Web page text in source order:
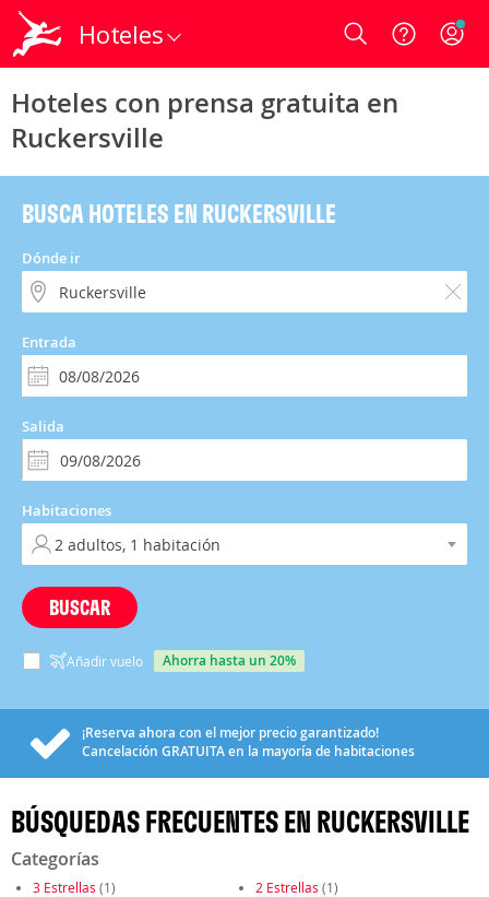
Hoteles Login
Hoteles con prensa gratuita en
Ruckersville
BUSCA HOTELES EN RUCKERSVILLE
Dónde ir
Entrada
Salida
Habitaciones
BUSCAR
Añadir vuelo ahorra hasta un 20%
¡Reserva ahora con el mejor precio garantizado!
Cancelación GRATUITAen la mayoría de habitaciones
BÚSQUEDAS FRECUENTES EN RUCKERSVILLE
Categorías
3 Estrellas (1) 2 Estrellas (1)